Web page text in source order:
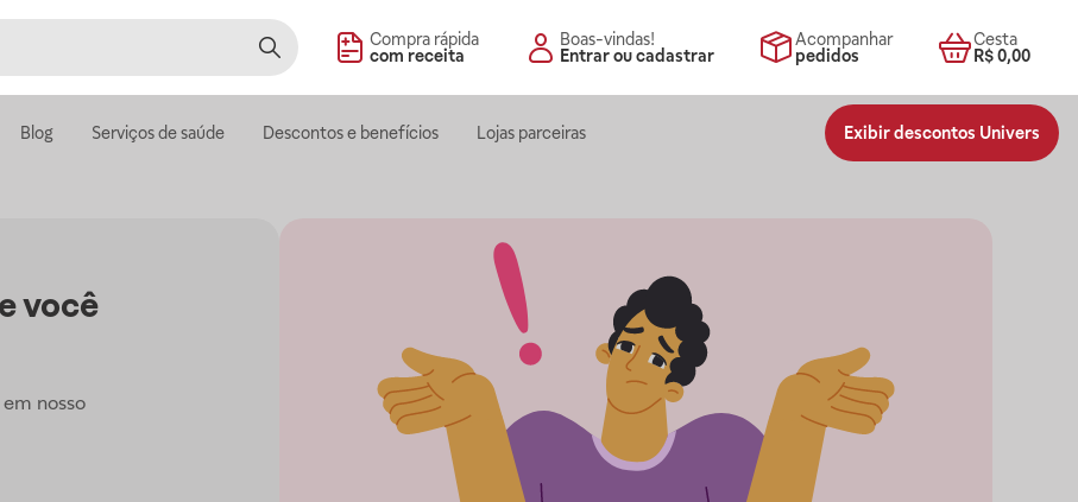
Compra rápida
com receita
Boas-vindas!
Entrar ou cadastrar
Acompanhar
pedidos
Cesta
R$ 0,00
Blog Serviços de saúde Descontos e benefícios Lojas parceiras Exibir descontos Univers
você
nosso